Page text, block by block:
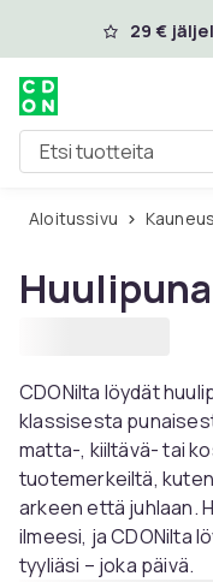
Ohita ja siirry
29 €
Etsi tuotteita
Aloitussivu Kauneus
Huulipuna
CDONilta löydät
klassisesta
matta-, kiiltävä- tai
tuotemerkeiltä,
arkeen että juhlaan.
ilmeesi, ja CDONilta
tyyliäsi – joka päivä.